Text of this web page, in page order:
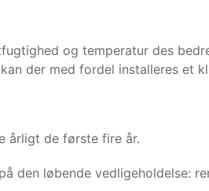
og temperatur des
der med fordel installeres et
årligt de første fire år.
den løbende vedligeholdelse: